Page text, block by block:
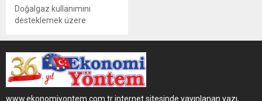
Doğalgaz kullanımını
desteklemek üzere
Mavi Koridor 2019 Rallisi, bu
yıl Türkiye’den start aldı.
İpragaz’ın da LNG’li çekicisi
ile katıldığı rallinin bu yılki
rotası, sembolik olarak Nord
www.ekonomiyontem.com.tr internet sitesinde yayınlanan yazı,